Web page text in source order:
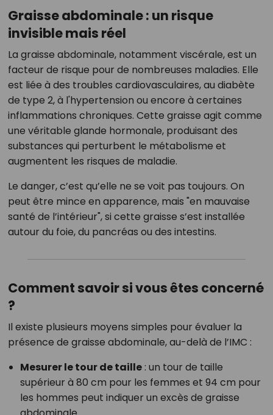
Graisse abdominale : un risque
invisible mais réel
La graisse abdominale, notamment viscérale, est un
facteur de risque pour de nombreuses maladies. Elle
est liée à des troubles cardiovasculaires, au diabète
de type 2, à l'hypertension ou encore à certaines
inflammations chroniques. Cette graisse agit comme
une véritable glande hormonale, produisant des
substances qui perturbent le métabolisme et
augmentent les risques de maladie.
Le danger, c’est qu’elle ne se voit pas toujours. On
peut être mince en apparence, mais "en mauvaise
santé de l’intérieur", si cette graisse s’est installée
autour du foie, du pancréas ou des intestins.
Comment savoir si vous êtes concerné
?
Il existe plusieurs moyens simples pour évaluer la
présence de graisse abdominale, au-delà de l’IMC :
Mesurer le tour de taille: un tour de taille
supérieur à 80 cm pour les femmes et 94 cm pour
les hommes peut indiquer un excès de graisse